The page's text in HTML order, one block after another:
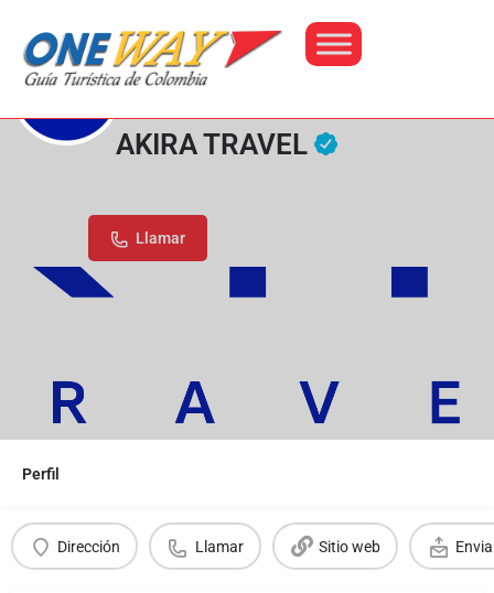
AKIRA TRAVEL
Llamar
Perfil
Dirección Llamar Sitio web